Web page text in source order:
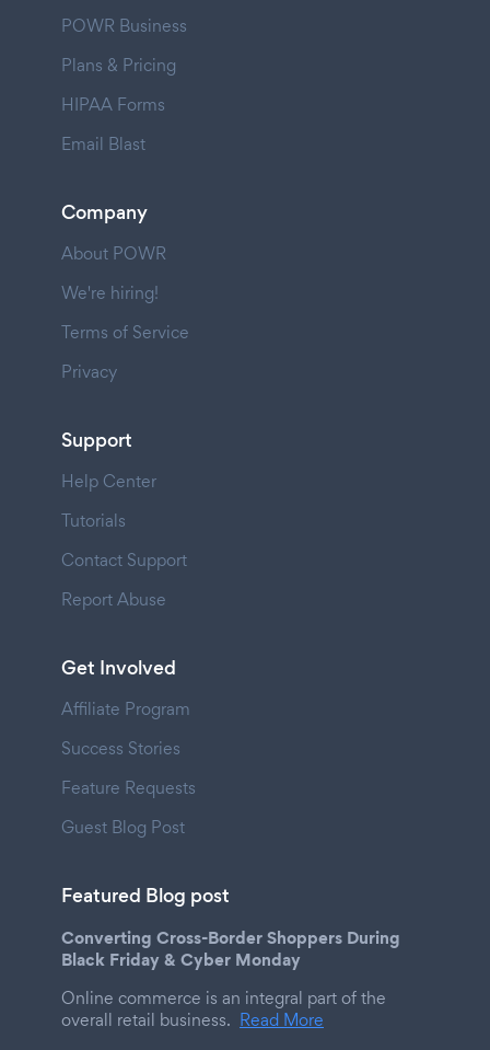
POWR Business
Plans & Pricing
HIPAA Forms
Email Blast
Company
About POWR
We're hiring!
Terms of Service
Privacy
Support
Help Center
Tutorials
Contact Support
Report Abuse
Get Involved
Affiliate Program
Success Stories
Feature Requests
Guest Blog Post
Featured Blog post
Converting Cross-Border Shoppers During
Black Friday & Cyber Monday
Online commerce is an integral part of the
overall retail business. Read More